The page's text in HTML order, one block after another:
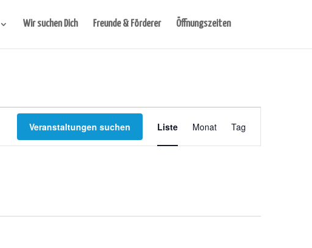
Wir suchen Dich Freunde & Förderer Öffnungszeiten
Veranstaltungen suchen
Ansichten-
Liste Monat Tag